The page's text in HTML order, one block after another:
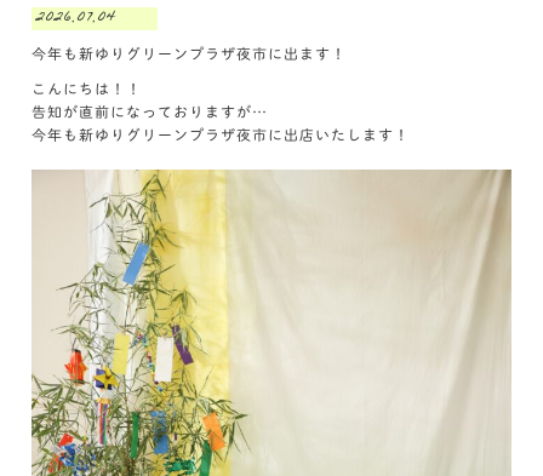
2026.07.04
今年も新ゆりグリーンプラザ夜市に出ます！
こんにちは！！
告知が直前になっておりますが…
今年も新ゆりグリーンプラザ夜市に出店いたします！